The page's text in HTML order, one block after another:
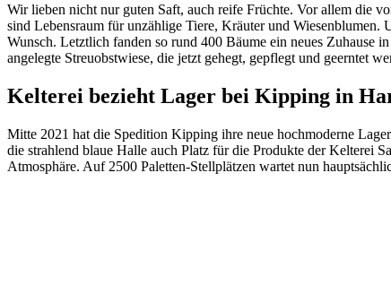
Wir lieben nicht nur guten Saft, auch reife Früchte. Vor allem die
sind Lebensraum für unzählige Tiere, Kräuter und
Wunsch. Letztlich fanden so rund 400 Bäume ein neues Zuhause
angelegte Streuobstwiese, die jetzt gehegt, gepflegt und geerntet
Kelterei bezieht Lager bei Kipping in
Mitte 2021 hat die Spedition Kipping ihre neue hochmoderne
die strahlend blaue Halle auch Platz für die Produkte der Kelterei
Atmosphäre. Auf 2500 Paletten-Stellplätzen wartet nun